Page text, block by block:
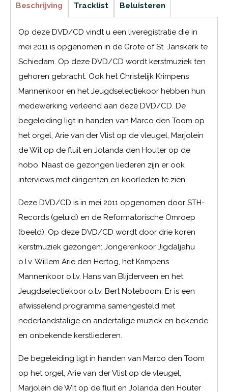
Beschrijving Tracklist Beluisteren
Op deze DVD/CD vindt u een liveregistratie die in
mei 2011 is opgenomen in de Grote of St. Janskerk te
Schiedam. Op deze DVD/CD wordt kerstmuziek ten
gehoren gebracht. Ook het Christelijk Krimpens
Mannenkoor en het Jeugdselectiekoor hebben hun
medewerking verleend aan deze DVD/CD. De
begeleiding ligt in handen van Marco den Toom op
het orgel, Arie van der Vlist op de vleugel, Marjolein
de Wit op de fluit en Jolanda den Houter op de
hobo. Naast de gezongen liederen zijn er ook
interviews met dirigenten en koorleden te zien.
Deze DVD/CD is in mei 2011 opgenomen door STH-
Records (geluid) en de Reformatorische Omroep
(beeld). Op deze DVD/CD wordt door drie koren
kerstmuziek gezongen: Jongerenkoor Jigdaljahu
o.l.v. Willem Arie den Hertog, het Krimpens
Mannenkoor o.l.v. Hans van Blijderveen en het
Jeugdselectiekoor o.l.v. Bert Noteboom. Er is een
afwisselend programma samengesteld met
nederlandstalige en andertalige muziek en bekende
en onbekende kerstliederen.
De begeleiding ligt in handen van Marco den Toom
op het orgel, Arie van der Vlist op de vleugel,
Marjolein de Wit op de fluit en Jolanda den Houter